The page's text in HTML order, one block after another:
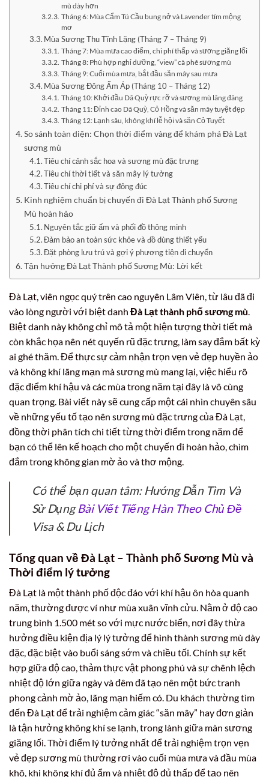
mù dày hơn
Tháng 6: Mùa Cẩm Tú Cầu bung nở và Lavender tím mộng
mơ
Mùa Sương Thu Tĩnh Lặng (Tháng 7 – Tháng 9)
Tháng 7: Mùa mưa cao điểm, chi phí thấp và sương giăng lối
Tháng 8: Phù hợp nghỉ dưỡng, “view” cà phê sương mù
Tháng 9: Cuối mùa mưa, bắt đầu săn mây sau mưa
Mùa Sương Đông Ấm Áp (Tháng 10 – Tháng 12)
Tháng 10: Khởi đầu Dã Quỳ rực rỡ và sương mù lãng đãng
Tháng 11: Đỉnh cao Dã Quỳ, Cỏ Hồng và săn mây tuyệt đẹp
Tháng 12: Lạnh sâu, không khí lễ hội và săn Cỏ Tuyết
So sánh toàn diện: Chọn thời điểm vàng để khám phá Đà Lạt
sương mù
Tiêu chí cảnh sắc hoa và sương mù đặc trưng
Tiêu chí thời tiết và săn mây lý tưởng
Tiêu chí chi phí và sự đông đúc
Kinh nghiệm chuẩn bị chuyến đi Đà Lạt Thành phố Sương
Mù hoàn hảo
Nguyên tắc giữ ấm và phối đồ thông minh
Đảm bảo an toàn sức khỏe và đồ dùng thiết yếu
Đặt phòng lưu trú và gợi ý phương tiện di chuyển
Tận hưởng Đà Lạt Thành phố Sương Mù: Lời kết
Đà Lạt, viên ngọc quý trên cao nguyên Lâm Viên, từ lâu đã đi
vào lòng người với biệt danh Đà Lạt thành phố sương mù.
Biệt danh này không chỉ mô tả một hiện tượng thời tiết mà
còn khắc họa nên nét quyến rũ đặc trưng, làm say đắm bất kỳ
ai ghé thăm. Để thực sự cảm nhận trọn vẹn vẻ đẹp huyền ảo
và không khí lãng mạn mà sương mù mang lại, việc hiểu rõ
đặc điểm khí hậu và các mùa trong năm tại đây là vô cùng
quan trọng. Bài viết này sẽ cung cấp một cái nhìn chuyên sâu
về những yếu tố tạo nên sương mù đặc trưng của Đà Lạt,
đồng thời phân tích chi tiết từng thời điểm trong năm để
bạn có thể lên kế hoạch cho một chuyến đi hoàn hảo, chìm
đắm trong không gian mờ ảo và thơ mộng.
Có thể bạn quan tâm: Hướng Dẫn Tìm Và
Sử DụngBài Viết Tiếng Hàn Theo Chủ Đề
Visa & Du Lịch
Tổng quan về Đà Lạt – Thành phố Sương Mù và
Thời điểm lý tưởng
Đà Lạt là một thành phố độc đáo với khí hậu ôn hòa quanh
năm, thường được ví như mùa xuân vĩnh cửu. Nằm ở độ cao
trung bình 1.500 mét so với mực nước biển, nơi đây thừa
hưởng điều kiện địa lý lý tưởng để hình thành sương mù dày
đặc, đặc biệt vào buổi sáng sớm và chiều tối. Chính sự kết
hợp giữa độ cao, thảm thực vật phong phú và sự chênh lệch
nhiệt độ lớn giữa ngày và đêm đã tạo nên một bức tranh
phong cảnh mờ ảo, lãng mạn hiếm có. Du khách thường tìm
đến Đà Lạt để trải nghiệm cảm giác “săn mây” hay đơn giản
là tận hưởng không khí se lạnh, trong lành giữa màn sương
giăng lối. Thời điểm lý tưởng nhất để trải nghiệm trọn vẹn
vẻ đẹp sương mù thường rơi vào cuối mùa mưa và đầu mùa
khô, khi không khí đủ ẩm và nhiệt độ đủ thấp để tạo nên